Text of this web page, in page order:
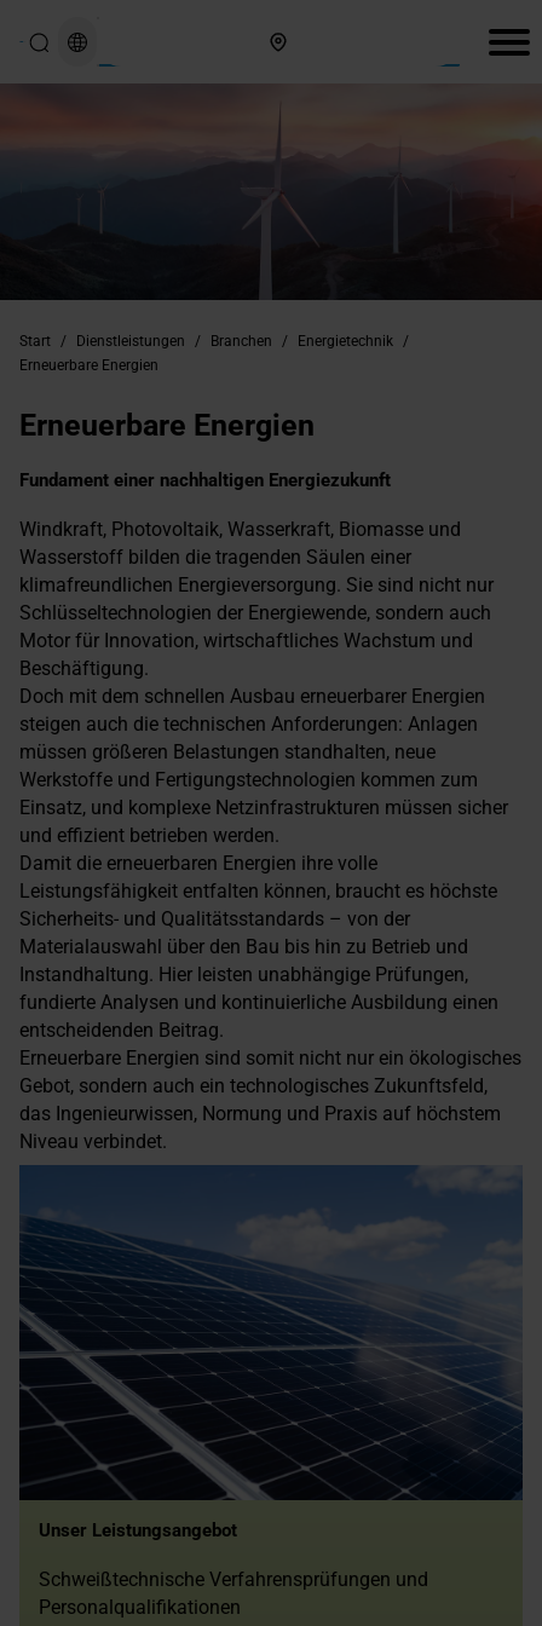
Start / Dienstleistungen / Branchen / Energietechnik
/
Erneuerbare Energien
Erneuerbare Energien
Fundament einer nachhaltigen Energiezukunft
Windkraft, Photovoltaik, Wasserkraft, Biomasse und
Wasserstoff bilden die tragenden Säulen einer
klimafreundlichen Energieversorgung. Sie sind nicht nur
Schlüsseltechnologien der Energiewende, sondern auch
Motor für Innovation, wirtschaftliches Wachstum und
Beschäftigung.
Doch mit dem schnellen Ausbau erneuerbarer Energien
steigen auch die technischen Anforderungen: Anlagen
müssen größeren Belastungen standhalten, neue
Werkstoffe und Fertigungstechnologien kommen zum
Einsatz, und komplexe Netzinfrastrukturen müssen sicher
und effizient betrieben werden.
Damit die erneuerbaren Energien ihre volle
Leistungsfähigkeit entfalten können, braucht es höchste
Sicherheits- und Qualitätsstandards – von der
Materialauswahl über den Bau bis hin zu Betrieb und
Instandhaltung. Hier leisten unabhängige Prüfungen,
fundierte Analysen und kontinuierliche Ausbildung einen
entscheidenden Beitrag.
Erneuerbare Energien sind somit nicht nur ein ökologisches
Gebot, sondern auch ein technologisches Zukunftsfeld,
das Ingenieurwissen, Normung und Praxis auf höchstem
Niveau verbindet.
Unser Leistungsangebot
Schweißtechnische Verfahrensprüfungen und
Personalqualifikationen